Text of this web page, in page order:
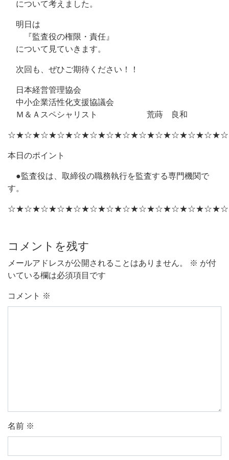
について考えました。
明日は
『監査役の権限・責任』
について見ていきます。
次回も、ぜひご期待ください！！
日本経営管理協会
中小企業活性化支援協議会
Ｍ＆Ａスペシャリスト 荒蒔 良和
本日のポイント
●監査役は、取締役の職務執行を監査する専門機関で
す。
コメントを残す
メールアドレスが公開されることはありません。 ※ が付
いている欄は必須項目です
コメント ※
名前 ※